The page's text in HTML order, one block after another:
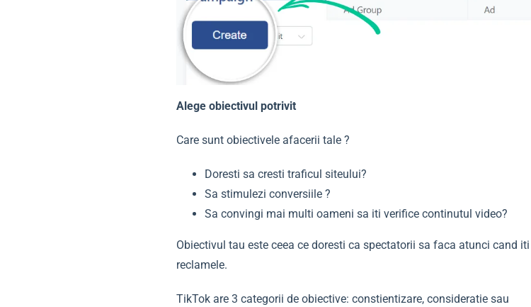
Alege obiectivul potrivit
Care sunt obiectivele afacerii tale ?
Doresti sa cresti traficul siteului?
Sa stimulezi conversiile ?
Sa convingi mai multi oameni sa iti verifice continutul video?
Obiectivul tau este ceea ce doresti ca spectatorii sa faca atunci cand iti
reclamele.
TikTok are 3 categorii de obiective: constientizare, consideratie sau